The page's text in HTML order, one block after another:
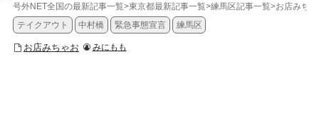
号外NET全国の最新記事一覧>東京都最新記事一覧>練馬区記事一覧>お店みち
テイクアウト
中村橋 緊急事態宣言 練馬区
お店みちゃお みにもも